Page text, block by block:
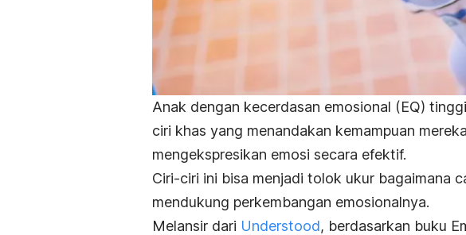
Anak dengan kecerdasan emosional (EQ)
ciri khas yang menandakan kemampuan
mengekspresikan emosi secara efektif.
Ciri-ciri ini bisa menjadi tolok ukur bagaimana
mendukung perkembangan emosionalnya.
Melansir dari Understood, berdasarkan buku